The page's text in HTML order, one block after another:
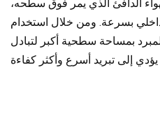
الدافئ الذي يمر فوق سطحه،
بسرعة. ومن خلال استخدام
بمساحة سطحية أكبر لتبادل